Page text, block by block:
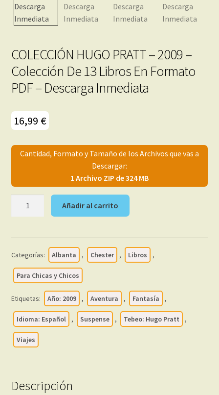
menú
hijo
Mi cuenta
COLECCIÓN HUGO PRATT – 2009 –
Colección De 13 Libros En Formato
PDF – Descarga Inmediata
16,99 €
Cantidad, Formato y Tamaño de los Archivos que vas a
Descargar:
1 Archivo ZIP de 324 MB
Colección
De
13
Libros
En
Formato
PDF
Inmediata
Añadir al carrito
Categorías: Albanta , Chester , Libros ,
Para Chicas y Chicos
Etiquetas: Año: 2009 , Aventura , Fantasía ,
Idioma: Español , Suspense , Tebeo: Hugo Pratt ,
Viajes
Descripción